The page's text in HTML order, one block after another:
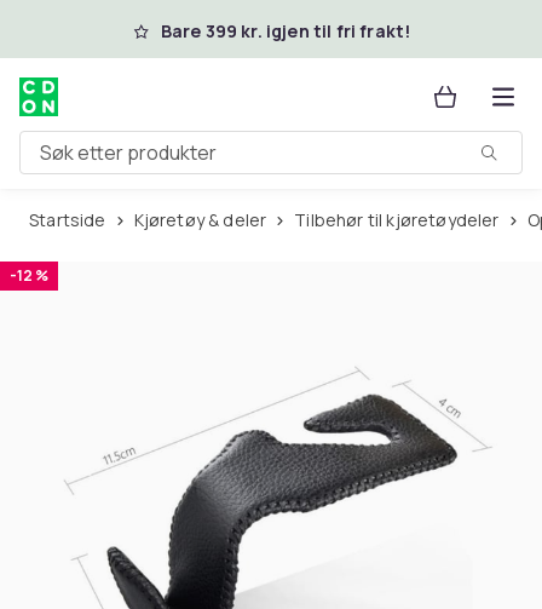
Hopp til hovedinnholdBare 399 kr. igjen til fri frakt!
Søk etter produkter
Startside Kjøretøy & deler Tilbehør til kjøretøydeler
-12 %